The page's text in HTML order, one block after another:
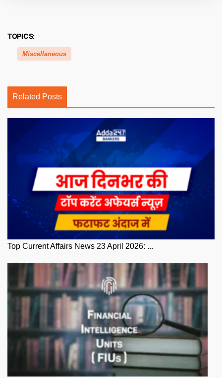
TOPICS:
Miscellaneous
Related Posts
Top Current Affairs News 23 April 2026: ...